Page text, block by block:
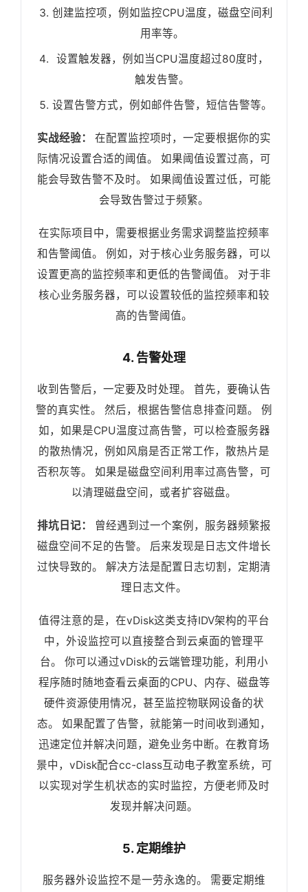
创建监控项，例如监控CPU温度，磁盘空间利
用率等。
设置触发器，例如当CPU温度超过80度时，
触发告警。
设置告警方式，例如邮件告警，短信告警等。
实战经验：
在配置监控项时，一定要根据你的实
际情况设置合适的阈值。 如果阈值设置过高，可
能会导致告警不及时。 如果阈值设置过低，可能
会导致告警过于频繁。
在实际项目中，需要根据业务需求调整监控频率
和告警阈值。 例如，对于核心业务服务器，可以
设置更高的监控频率和更低的告警阈值。 对于非
核心业务服务器，可以设置较低的监控频率和较
高的告警阈值。
4. 告警处理
收到告警后，一定要及时处理。 首先，要确认告
警的真实性。 然后，根据告警信息排查问题。 例
如，如果是CPU温度过高告警，可以检查服务器
的散热情况，例如风扇是否正常工作，散热片是
否积灰等。 如果是磁盘空间利用率过高告警，可
以清理磁盘空间，或者扩容磁盘。
排坑日记：
曾经遇到过一个案例，服务器频繁报
磁盘空间不足的告警。 后来发现是日志文件增长
过快导致的。 解决方法是配置日志切割，定期清
理日志文件。
值得注意的是，在vDisk这类支持IDV架构的平台
中，外设监控可以直接整合到云桌面的管理平
台。 你可以通过vDisk的云端管理功能，利用小
程序随时随地查看云桌面的CPU、内存、磁盘等
硬件资源使用情况，甚至监控物联网设备的状
态。 如果配置了告警，就能第一时间收到通知，
迅速定位并解决问题，避免业务中断。在教育场
景中，vDisk配合cc-class互动电子教室系统，可
以实现对学生机状态的实时监控，方便老师及时
发现并解决问题。
5. 定期维护
服务器外设监控不是一劳永逸的。 需要定期维